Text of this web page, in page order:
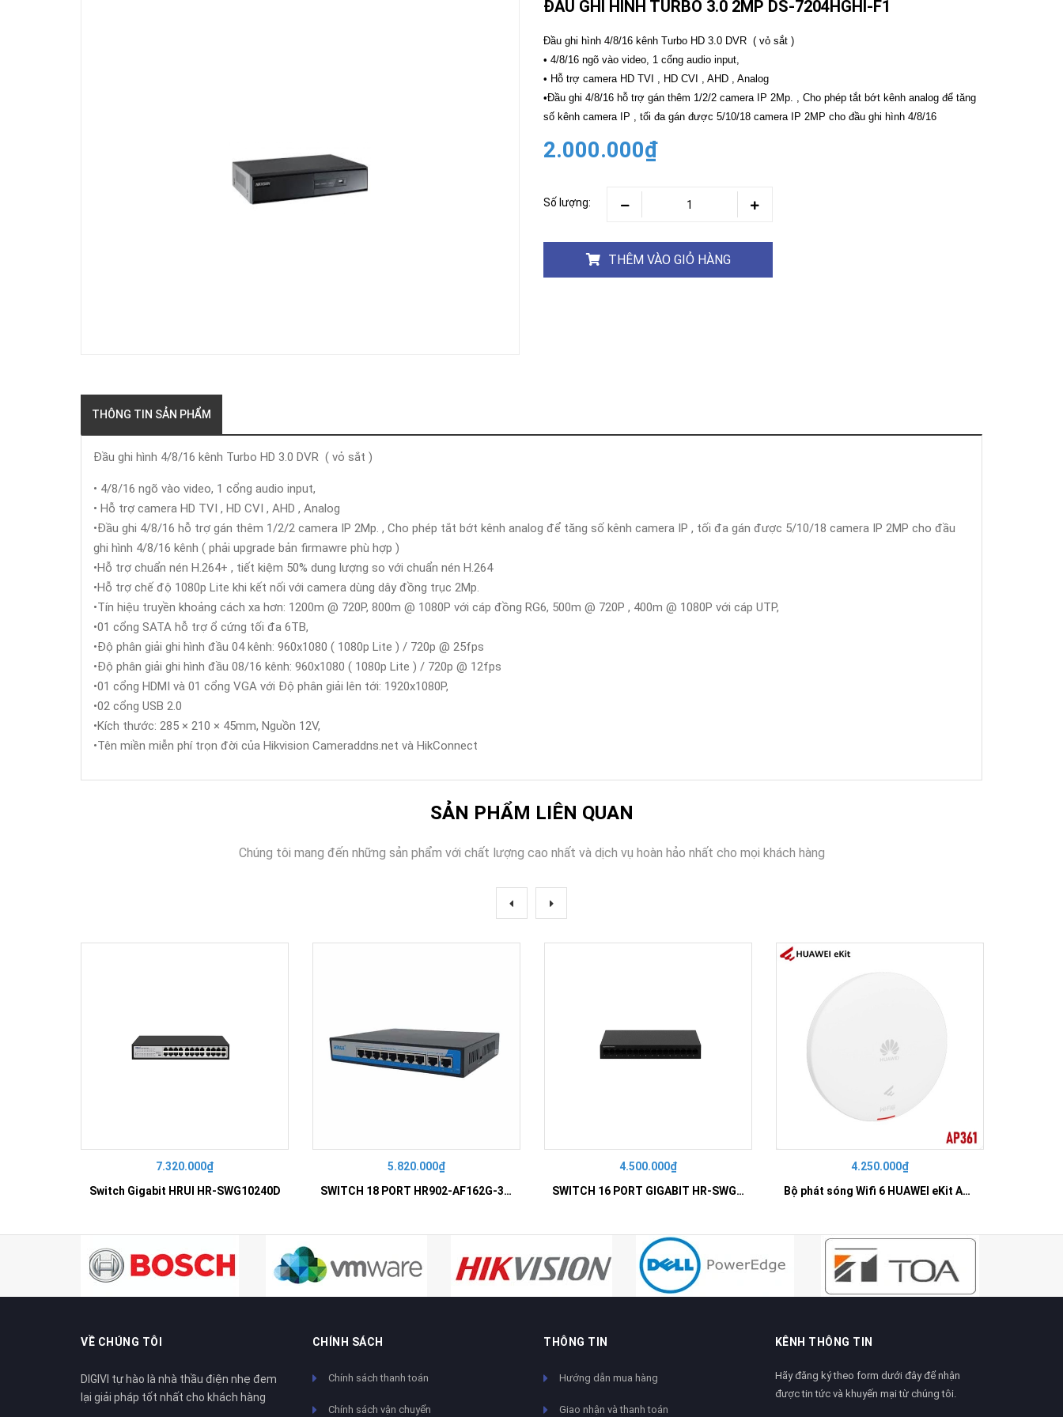
ĐỘNG
Hikvision
Camera
Tiandy
BỊ
HỌP
Maxhub
CHÁY
Lock
ĐẦU GHI HÌNH TURBO 3.0 2MP DS-7204HGHI-F1
Đầu ghi hình 4/8/16 kênh Turbo HD 3.0 DVR ( vỏ sắt )
• 4/8/16 ngõ vào video, 1 cổng audio input,
• Hỗ trợ camera HD TVI , HD CVI , AHD , Analog
•Đầu ghi 4/8/16 hỗ trợ gán thêm 1/2/2 camera IP 2Mp. , Cho phép tắt bớt kênh analog để tăng
số kênh camera IP , tối đa gán được 5/10/18 camera IP 2MP cho đầu ghi hình 4/8/16
2.000.000₫
Số lượng:
THÊM VÀO GIỎ HÀNG
THÔNG TIN SẢN PHẨM
Đầu ghi hình 4/8/16 kênh Turbo HD 3.0 DVR ( vỏ sắt )
• 4/8/16 ngõ vào video, 1 cổng audio input,
• Hỗ trợ camera HD TVI , HD CVI , AHD , Analog
•Đầu ghi 4/8/16 hỗ trợ gán thêm 1/2/2 camera IP 2Mp. , Cho phép tắt bớt kênh analog để tăng số kênh camera IP , tối đa gán được 5/10/18 camera IP 2MP cho đầu
ghi hình 4/8/16 kênh ( phải upgrade bản firmawre phù hợp )
•Hỗ trợ chuẩn nén H.264+ , tiết kiệm 50% dung lượng so với chuẩn nén H.264
•Hỗ trợ chế độ 1080p Lite khi kết nối với camera dùng dây đồng trục 2Mp.
•Tín hiệu truyền khoảng cách xa hơn: 1200m @ 720P, 800m @ 1080P với cáp đồng RG6, 500m @ 720P , 400m @ 1080P với cáp UTP,
•01 cổng SATA hỗ trợ ổ cứng tối đa 6TB,
•Độ phân giải ghi hình đầu 04 kênh: 960x1080 ( 1080p Lite ) / 720p @ 25fps
•Độ phân giải ghi hình đầu 08/16 kênh: 960x1080 ( 1080p Lite ) / 720p @ 12fps
•01 cổng HDMI và 01 cổng VGA với Độ phân giải lên tới: 1920x1080P,
•02 cổng USB 2.0
•Kích thước: 285 × 210 × 45mm, Nguồn 12V,
•Tên miền miễn phí trọn đời của Hikvision Cameraddns.net và HikConnect
SẢN PHẨM LIÊN QUAN
Chúng tôi mang đến những sản phẩm với chất lượng cao nhất và dịch vụ hoàn hảo nhất cho mọi khách hàng
7.320.000₫
Switch Gigabit HRUI HR-SWG10240D
5.820.000₫
SWITCH 18 PORT HR902-AF162G-300 – Switch PoE 16 Cổng
4.500.000₫
SWITCH 16 PORT GIGABIT HR-SWG00160
4.250.000₫
Bộ phát sóng Wifi 6 HUAWEI eKit AP361
VỀ CHÚNG TÔI
DIGIVI tự hào là nhà thầu điện nhẹ đem
lại giải pháp tốt nhất cho khách hàng
CHÍNH SÁCH
Chính sách thanh toán
Chính sách vận chuyển
THÔNG TIN
Hướng dẫn mua hàng
Giao nhận và thanh toán
KÊNH THÔNG TIN
Hãy đăng ký theo form dưới đây để nhận
được tin tức và khuyến mại từ chúng tôi.